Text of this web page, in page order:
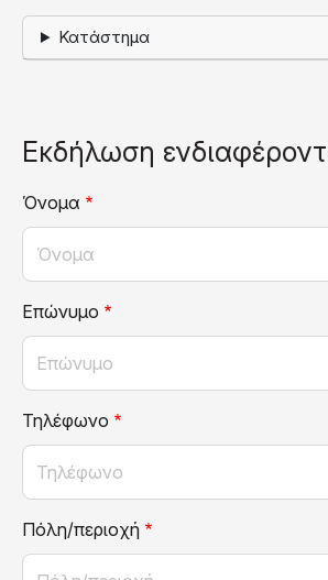
Κατάστημα
Εκδήλωση
Όνομα
Επώνυμο
Τηλέφωνο
Πόλη/περιοχή